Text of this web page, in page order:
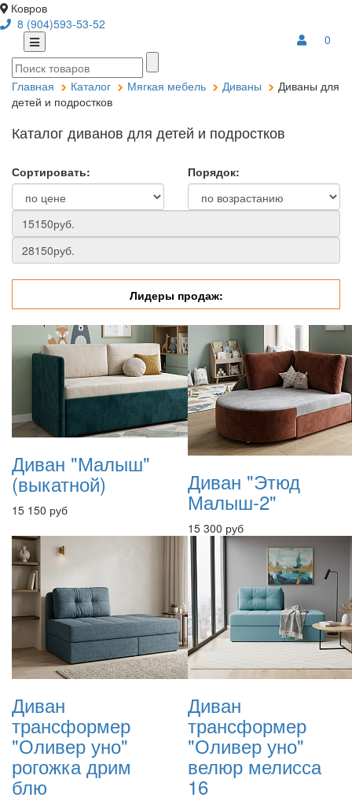
Ковров
8 (904)593-53-52
0
Главная Каталог Мягкая мебель Диваны
Диваны для
детей и подростков
Каталог диванов для детей и подростков
Сортировать: Порядок:
Лидеры продаж:
Диван "Малыш"
(выкатной)
15 150 руб
Диван "Этюд
Малыш-2"
15 300 руб
Диван
трансформер
"Оливер уно"
рогожка дрим
блю
Диван
трансформер
"Оливер уно"
велюр мелисса
16